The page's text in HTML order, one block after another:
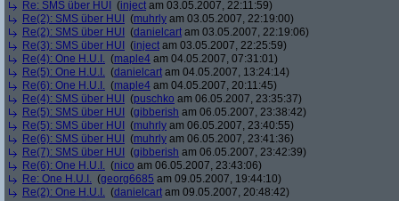
Re: SMS über HUI
(inject am 03.05.2007, 22:11:59)
Re(2): SMS über HUI
(muhrly am 03.05.2007, 22:19:00)
Re(2): SMS über HUI
(danielcart am 03.05.2007, 22:19:06)
Re(3): SMS über HUI
(inject am 03.05.2007, 22:25:59)
Re(4): One H.U.I. (maple4 am 04.05.2007, 07:31:01)
Re(5): One H.U.I. (danielcart am 04.05.2007, 13:24:14)
Re(6): One H.U.I. (maple4 am 04.05.2007, 20:11:45)
Re(4): SMS über HUI
(puschko am 06.05.2007, 23:35:37)
Re(5): SMS über HUI
(gibberish am 06.05.2007, 23:38:42)
Re(5): SMS über HUI
(muhrly am 06.05.2007, 23:40:55)
Re(6): SMS über HUI
(muhrly am 06.05.2007, 23:41:36)
Re(7): SMS über HUI
(gibberish am 06.05.2007, 23:42:39)
Re(6): One H.U.I. (nico am 06.05.2007, 23:43:06)
Re: One H.U.I. (georg6685 am 09.05.2007, 19:44:10)
Re(2): One H.U.I. (danielcart am 09.05.2007, 20:48:42)